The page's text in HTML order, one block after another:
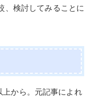
、検討してみることに
から。元記事によれ